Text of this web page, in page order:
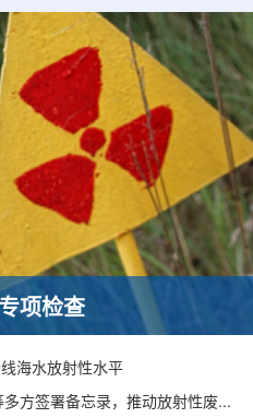
破、成果转化落地及产业化发展等方
面开...
项检查
海水放射性水平
Clobot 携手韩国原子能环境公团等多方签署备忘录，推动放射性废物安全管理多机型机器人示范